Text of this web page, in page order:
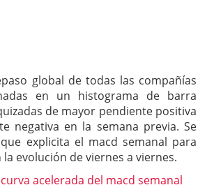
global de todas las compañías
en un histograma de barra
de mayor pendiente positiva
negativa en la semana previa. Se
explicita el macd semanal para
evolución de viernes a viernes.